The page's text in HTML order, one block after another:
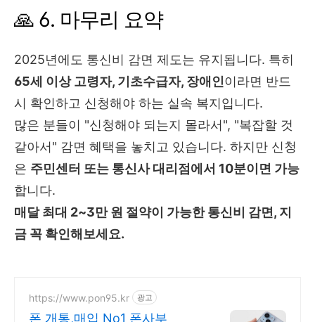
🙏 6. 마무리 요약
2025년에도 통신비 감면 제도는 유지됩니다. 특히
65세 이상 고령자, 기초수급자, 장애인이라면 반드
시 확인하고 신청해야 하는 실속 복지입니다.
많은 분들이 "신청해야 되는지 몰라서", "복잡할 것
같아서" 감면 혜택을 놓치고 있습니다. 하지만 신청
은 주민센터 또는 통신사 대리점에서 10분이면 가능
합니다.
매달 최대 2~3만 원 절약이 가능한 통신비 감면, 지
금 꼭 확인해보세요.
https://www.pon95.kr 광고
폰 개통,매입 No1 폰사부